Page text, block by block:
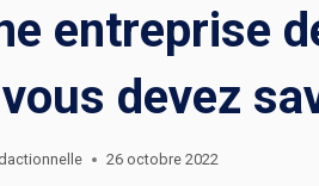
entreprise
devez
26 octobre 2022